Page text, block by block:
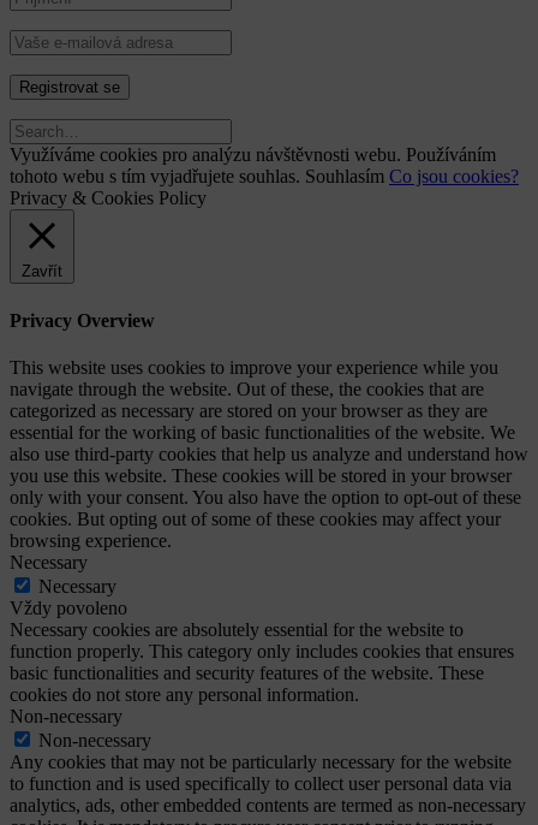
Využíváme cookies pro analýzu návštěvnosti webu. Používáním
tohoto webu s tím vyjadřujete souhlas. Souhlasím Co jsou cookies?
Privacy & Cookies Policy
Zavřít
Privacy Overview
This website uses cookies to improve your experience while you
navigate through the website. Out of these, the cookies that are
categorized as necessary are stored on your browser as they are
essential for the working of basic functionalities of the website. We
also use third-party cookies that help us analyze and understand how
you use this website. These cookies will be stored in your browser
only with your consent. You also have the option to opt-out of these
cookies. But opting out of some of these cookies may affect your
browsing experience.
Necessary
Necessary
Vždy povoleno
Necessary cookies are absolutely essential for the website to
function properly. This category only includes cookies that ensures
basic functionalities and security features of the website. These
cookies do not store any personal information.
Non-necessary
Non-necessary
Any cookies that may not be particularly necessary for the website
to function and is used specifically to collect user personal data via
analytics, ads, other embedded contents are termed as non-necessary